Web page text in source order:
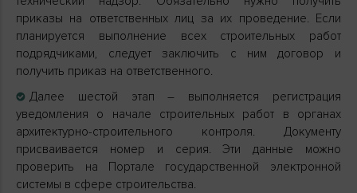
приказы на ответственных лиц за их проведение. Если
планируется выполнение всех строительных работ
подрядчиками, следует заключить с ним договор и
получить приказ на ответственного.
Далее шестой этап – выполняется регистрация
уведомления о начале строительных работ в органах
архитектурно-строительного контроля. Документу
присваивается номер и серия. Эти данные можно
проверить на Портале государственной электронной
системы в сфере строительства.